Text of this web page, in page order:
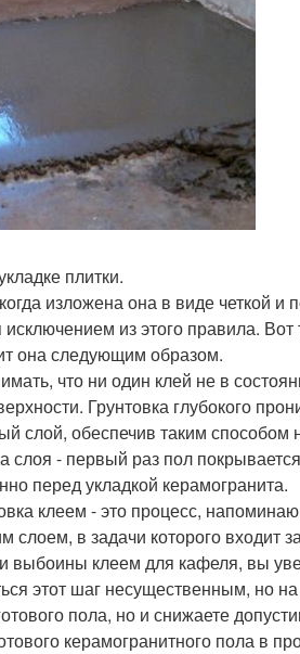
плитки.
изложена она в виде четкой и
из этого правила.
она следующим образом.
что ни один клей не в
Грунтовка глубокого
слой, обеспечив таким
- первый раз пол
перед укладкой керамогранита.
клеем - это процесс,
в задачи которого входит
выбоины клеем для кафеля, вы
этот шаг несущественным, но
пола, но и снижаете
керамогранитного пола в